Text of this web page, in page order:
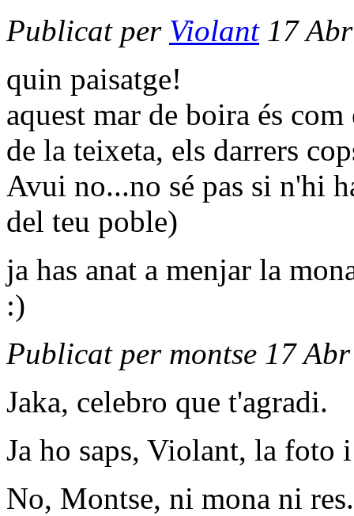
Publicat per Violant17
quin paisatge!
aquest mar de boira és
de la teixeta, els darrers
Avui no...no sé pas si n'hi
del teu poble)
ja has anat a menjar la
:)
Publicat per montse 17
Jaka, celebro que t'agradi.
Ja ho saps, Violant, la foto
No, Montse, ni mona ni